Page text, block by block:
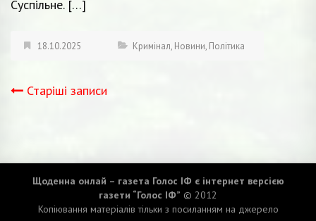
Суспільне. […]
18.10.2025 Кримінал, Новини, Політика
Навігація
Старіші записи
Щоденна онлай – газета Голос ІФ є інтернет версією
газети “Голос ІФ” © 2012
Копіювання матеріалів тільки з посиланням на джерело